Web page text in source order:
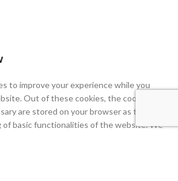
to improve your experience while you
Out of these cookies, the cookies that
are stored on your browser as they are
basic functionalities of the website. We